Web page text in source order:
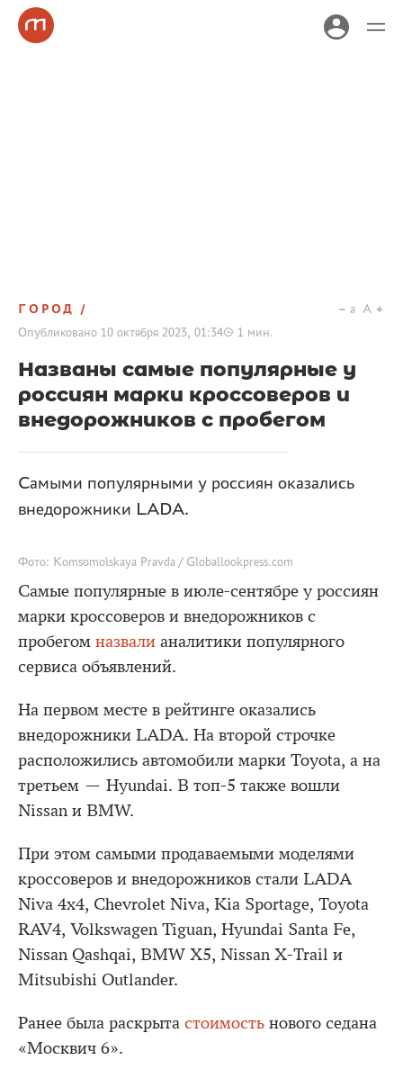
ГОРОД
Опубликовано 10 октября 2023, 01:34 1 мин.
a A
Названы самые популярные у
россиян марки кроссоверов и
внедорожников с пробегом
Самыми популярными у россиян оказались
внедорожники LADA.
Фото: Komsomolskaya Pravda / Globallookpress.com
Самые популярные в июле-сентябре у россиян
марки кроссоверов и внедорожников с
пробегом назвали аналитики популярного
сервиса объявлений.
На первом месте в рейтинге оказались
внедорожники LADA. На второй строчке
расположились автомобили марки Toyota, а на
третьем — Hyundai. В топ-5 также вошли
Nissan и BMW.
При этом самыми продаваемыми моделями
кроссоверов и внедорожников стали LADA
Niva 4x4, Chevrolet Niva, Kia Sportage, Toyota
RAV4, Volkswagen Tiguan, Hyundai Santa Fe,
Nissan Qashqai, BMW X5, Nissan X-Trail и
Mitsubishi Outlander.
Ранее была раскрыта стоимость нового седана
«Москвич 6».